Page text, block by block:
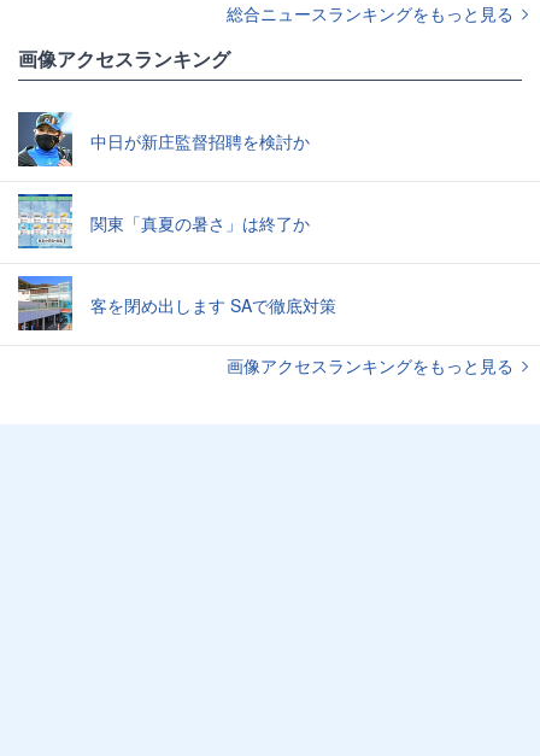
総合ニュースランキングをもっと見る
画像アクセスランキング
中日が新庄監督招聘を検討か
関東「真夏の暑さ」は終了か
客を閉め出します SAで徹底対策
画像アクセスランキングをもっと見る